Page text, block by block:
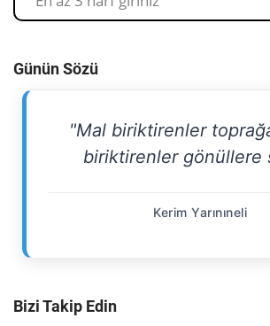
Günün Sözü
"Mal biriktirenler
biriktirenler gönüllere
Kerim Yarınıneli
Bizi Takip Edin